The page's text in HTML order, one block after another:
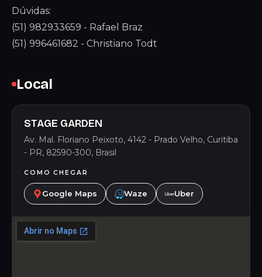
Dúvidas:
(51) 982933659 - Rafael Braz
(51) 996461682 - Christiano Todt
Local
STAGE GARDEN
Av. Mal. Floriano Peixoto, 4142 - Prado Velho, Curitiba
- PR, 82590-300, Brasil
COMO CHEGAR
Google Maps Waze Uber